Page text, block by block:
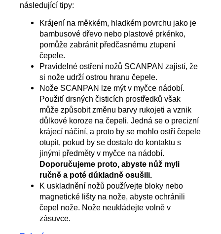
následující tipy:
Krájení na měkkém, hladkém povrchu jako je
bambusové dřevo nebo plastové prkénko,
pomůže zabránit předčasnému ztupení
čepele.
Pravidelné ostření nožů SCANPAN zajistí, že
si nože udrží ostrou hranu čepele.
Nože SCANPAN lze mýt v myčce nádobí.
Použití drsných čisticích prostředků však
může způsobit změnu barvy rukojeti a vznik
důlkové koroze na čepeli. Jedná se o precizní
krájecí náčiní, a proto by se mohlo ostří čepele
otupit, pokud by se dostalo do kontaktu s
jinými předměty v myčce na nádobí.
Doporučujeme proto, abyste nůž myli
ručně a poté důkladně osušili.
K uskladnění nožů používejte bloky nebo
magnetické lišty na nože, abyste ochránili
čepel nože. Nože neukládejte volně v
zásuvce.